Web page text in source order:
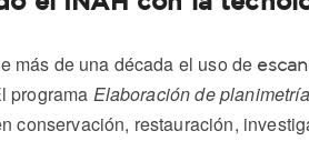
más de una década el uso de
programa Elaboración de
conservación, restauración,